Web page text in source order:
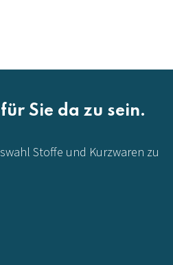
Sie da zu sein.
Stoffe und Kurzwaren zu